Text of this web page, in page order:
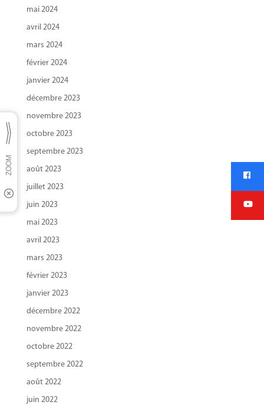
mai 2024
avril 2024
mars 2024
février 2024
janvier 2024
décembre 2023
novembre 2023
octobre 2023
septembre 2023
août 2023
juillet 2023
juin 2023
mai 2023
avril 2023
mars 2023
février 2023
janvier 2023
décembre 2022
novembre 2022
octobre 2022
septembre 2022
août 2022
juin 2022